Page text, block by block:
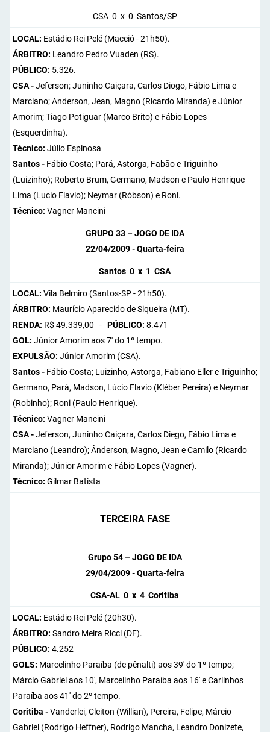
CSA 0 x 0 Santos/SP
LOCAL: Estádio Rei Pelé (Maceió - 21h50).
ÁRBITRO: Leandro Pedro Vuaden (RS).
PÚBLICO: 5.326.
CSA -Jeferson; Juninho Caiçara, Carlos Diogo, Fábio Lima e
Marciano; Anderson, Jean, Magno (Ricardo Miranda) e Júnior
Amorim; Tiago Potiguar (Marco Brito) e Fábio Lopes
(Esquerdinha).
Técnico: Júlio Espinosa
Santos -Fábio Costa; Pará, Astorga, Fabão e Triguinho
(Luizinho); Roberto Brum, Germano, Madson e Paulo Henrique
Lima (Lucio Flavio); Neymar (Róbson) e Roni.
Técnico: Vagner Mancini
GRUPO 33 – JOGO DE IDA
22/04/2009 - Quarta-feira
Santos 0 x 1 CSA
LOCAL: Vila Belmiro (Santos-SP - 21h50).
ÁRBITRO: Maurício Aparecido de Siqueira (MT).
RENDA: R$ 49.339,00 - PÚBLICO: 8.471
GOL: Júnior Amorim aos 7' do 1º tempo.
EXPULSÃO: Júnior Amorim (CSA).
Santos - Fábio Costa; Luizinho, Astorga, Fabiano Eller e Triguinho;
Germano, Pará, Madson, Lúcio Flavio (Kléber Pereira) e Neymar
(Robinho); Roni (Paulo Henrique).
Técnico: Vagner Mancini
CSA -Jeferson, Juninho Caiçara, Carlos Diego, Fábio Lima e
Marciano (Leandro); Ânderson, Magno, Jean e Camilo (Ricardo
Miranda); Júnior Amorim e Fábio Lopes (Vagner).
Técnico: Gilmar Batista
TERCEIRA FASE
Grupo 54 – JOGO DE IDA
29/04/2009 - Quarta-feira
CSA-AL 0 x 4 Coritiba
LOCAL: Estádio Rei Pelé (20h30).
ÁRBITRO: Sandro Meira Ricci (DF).
PÚBLICO: 4.252
GOLS: Marcelinho Paraíba (de pênalti) aos 39' do 1º tempo;
Márcio Gabriel aos 10', Marcelinho Paraíba aos 16' e Carlinhos
Paraíba aos 41' do 2º tempo.
Coritiba -Vanderlei, Cleiton (Willian), Pereira, Felipe, Márcio
Gabriel (Rodrigo Heffner), Rodrigo Mancha, Leandro Donizete,